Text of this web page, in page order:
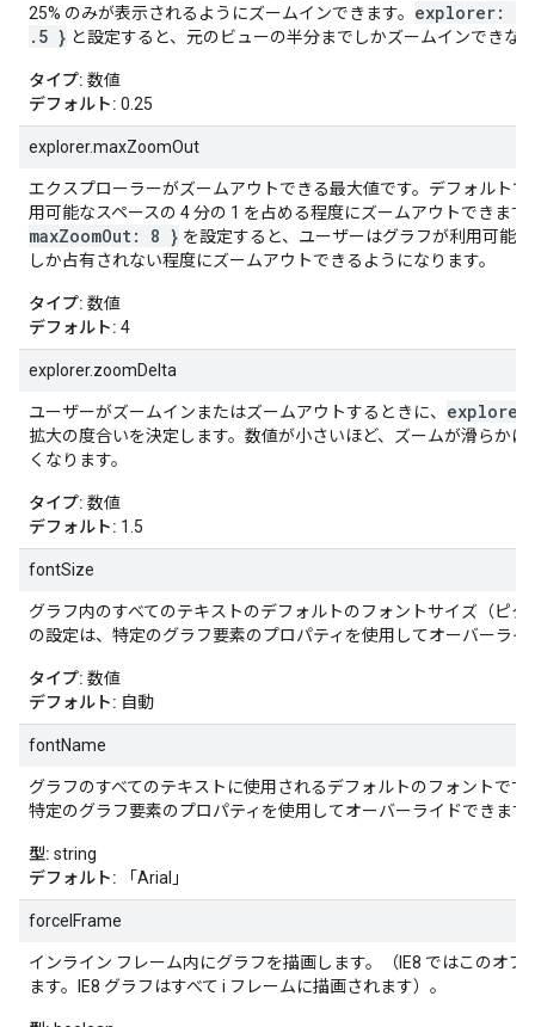
25% のみが表示されるようにズームインできます。 explorer: {
.5 } と設定すると、元のビューの半分までしかズームインできな
タイプ: 数値
デフォルト: 0.25
explorer.maxZoomOut
エクスプローラーがズームアウトできる最大値です。デフォルトで
用可能なスペースの 4 分の 1 を占める程度にズームアウトできます
maxZoomOut: 8 } を設定すると、ユーザーはグラフが利用可能
しか占有されない程度にズームアウトできるようになります。
タイプ: 数値
デフォルト: 4
explorer.zoomDelta
ユーザーがズームインまたはズームアウトするときに、
拡大の度合いを決定します。数値が小さいほど、ズームが滑らかに
くなります。
タイプ: 数値
デフォルト: 1.5
fontSize
グラフ内のすべてのテキストのデフォルトのフォントサイズ（ピク
の設定は、特定のグラフ要素のプロパティを使用してオーバーライ
タイプ: 数値
デフォルト: 自動
fontName
グラフのすべてのテキストに使用されるデフォルトのフォントです
特定のグラフ要素のプロパティを使用してオーバーライドできます
型: string
デフォルト: 「Arial」
forceIFrame
インライン フレーム内にグラフを描画します。（IE8 ではこのオプ
ます。IE8 グラフはすべて i フレームに描画されます）。